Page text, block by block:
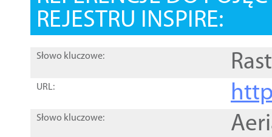
REJESTRU INSPIRE:
Słowo kluczowe:
URL:
Słowo kluczowe: